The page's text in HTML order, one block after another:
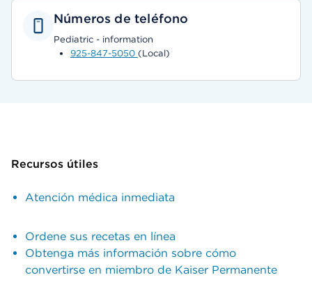
Números de teléfono
Pediatric - information
925-847-5050 (Local)
Recursos útiles
Atención médica inmediata
Ordene sus recetas en línea
Obtenga más información sobre cómo
convertirse en miembro de Kaiser Permanente